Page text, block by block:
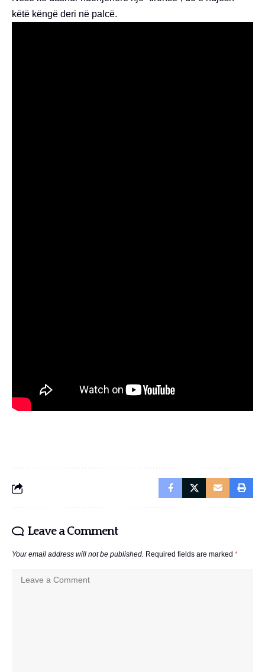
këtë këngë deri në palcë.
Leave a Comment
Your email address will not be published. Required fields are marked *